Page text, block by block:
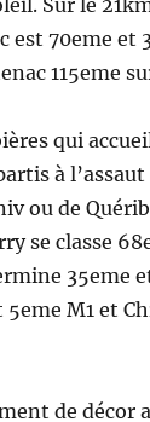
Sur le
est 70eme et
115eme
qui
à
ou de
se classe
35eme
M1 et
de décor